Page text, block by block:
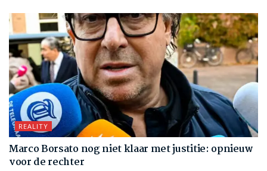
REALITY
Marco Borsato nog niet klaar met justitie: opnieuw
voor de rechter